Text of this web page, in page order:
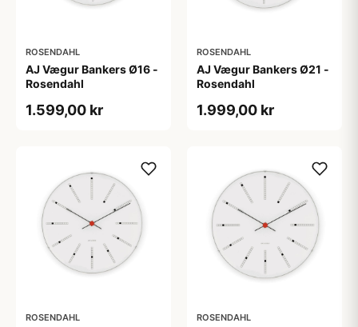
ROSENDAHL
AJ Vægur Bankers Ø16 -
Rosendahl
1.599,00 kr
ROSENDAHL
AJ Vægur Bankers Ø21 -
Rosendahl
1.999,00 kr
ROSENDAHL ROSENDAHL